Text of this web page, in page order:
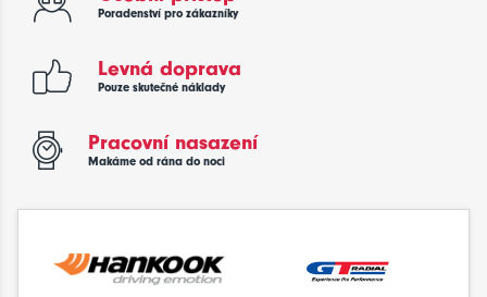
Poradenství pro zákazníky
Levná doprava
Pouze skutečné náklady
Pracovní nasazení
Makáme od rána do noci